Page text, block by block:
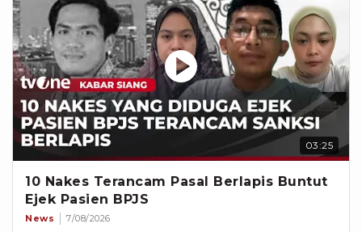
03:25
10 Nakes Terancam Pasal Berlapis Buntut
Ejek Pasien BPJS
News 7/08/2026